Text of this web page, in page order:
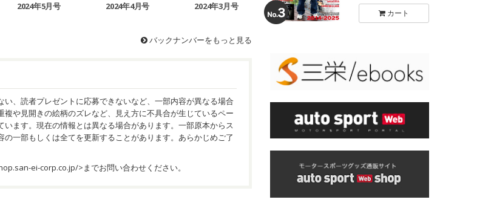
2024年5月号 2024年4月号 2024年3月号
バックナンバーをもっと見る
、読者プレゼントに応募できないなど、一部内容が異なる場合
や見開きの絵柄のズレなど、見え方に不具合が生じているペー
ます。現在の情報とは異なる場合があります。一部原本からス
一部もしくは全てを更新することがあります。あらかじめご了
ei-corp.co.jp/>までお問い合わせください。
カート